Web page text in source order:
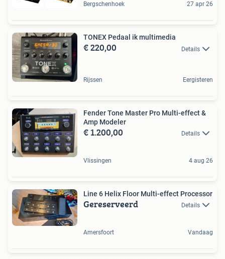
Bergschenhoek 27 apr 26
TONEX Pedaal ik multimedia
€ 220,00 Details
Rijssen Eergisteren
Fender Tone Master Pro Multi-effect &
Amp Modeler
€ 1.200,00 Details
Vlissingen 4 aug 26
Line 6 Helix Floor Multi-effect Processor
Gereserveerd Details
Amersfoort Vandaag